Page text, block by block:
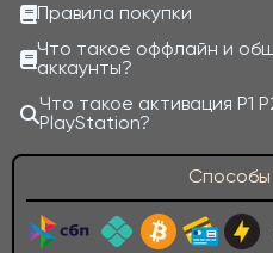
Правила покупки
Что такое оффлайн и
аккаунты?
Что такое активация P1
PlayStation?